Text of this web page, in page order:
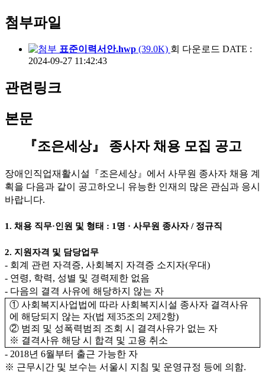
첨부파일
표준이력서안.hwp (39.0K) 회 다운로드 DATE :
2024-09-27 11:42:43
관련링크
본문
『조은세상』 종사자 채용 모집 공고
장애인직업재활시설 『조은세상 』 에서 사무원 종사자 채용 계
획을 다음과 같이 공고하오니 유능한 인재의 많은 관심과 응시
바랍니다.
1. 채용 직무·인원 및 형태 : 1 명 · 사무원 종사자/ 정규직
2. 지원자격 및 담당업무
- 회계 관련 자격증, 사회복지 자격증 소지자(우대)
- 연령, 학력, 성별 및 경력제한 없음
- 다음의 결격 사유에 해당하지 않는 자
① 사회복지사업법에 따라 사회복지시설 종사자 결격사유
에 해당되지 않는 자(법 제 35조의 2제 2항)
② 범죄 및 성폭력범죄 조회 시 결격사유가 없는 자
※ 결격사유 해당 시 합격 및 고용 취소
- 2018년 6월부터 출근 가능한 자
※ 근무시간 및 보수는 서울시 지침 및 운영규정 등에 의함.